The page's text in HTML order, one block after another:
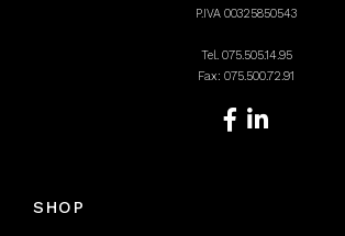
P.IVA 00325850543
Tel. 075.505.14.95
Fax: 075.500.72.91
SHOP